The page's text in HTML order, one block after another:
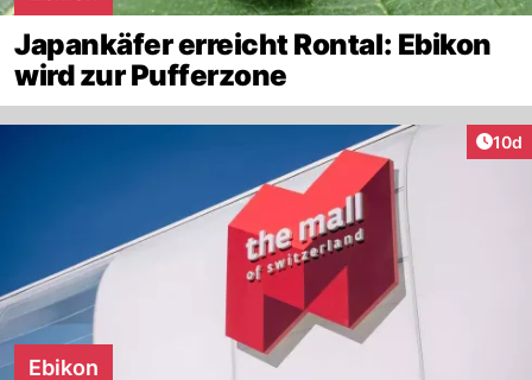
Japankäfer erreicht Rontal: Ebikon
wird zur Pufferzone
10d
Ebikon